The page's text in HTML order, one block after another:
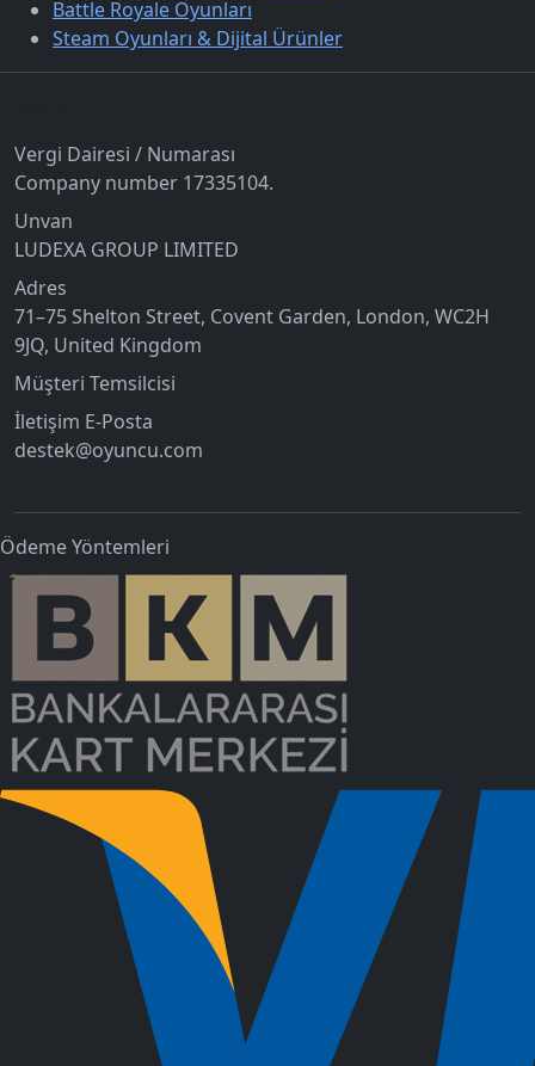
Battle Royale Oyunları
Steam Oyunları & Dijital Ürünler
Vergi Dairesi / Numarası
Company number 17335104.
Unvan
LUDEXA GROUP LIMITED
Adres
71–75 Shelton Street, Covent Garden, London, WC2H
9JQ, United Kingdom
Müşteri Temsilcisi
İletişim E-Posta
destek@oyuncu.com
Ödeme Yöntemleri